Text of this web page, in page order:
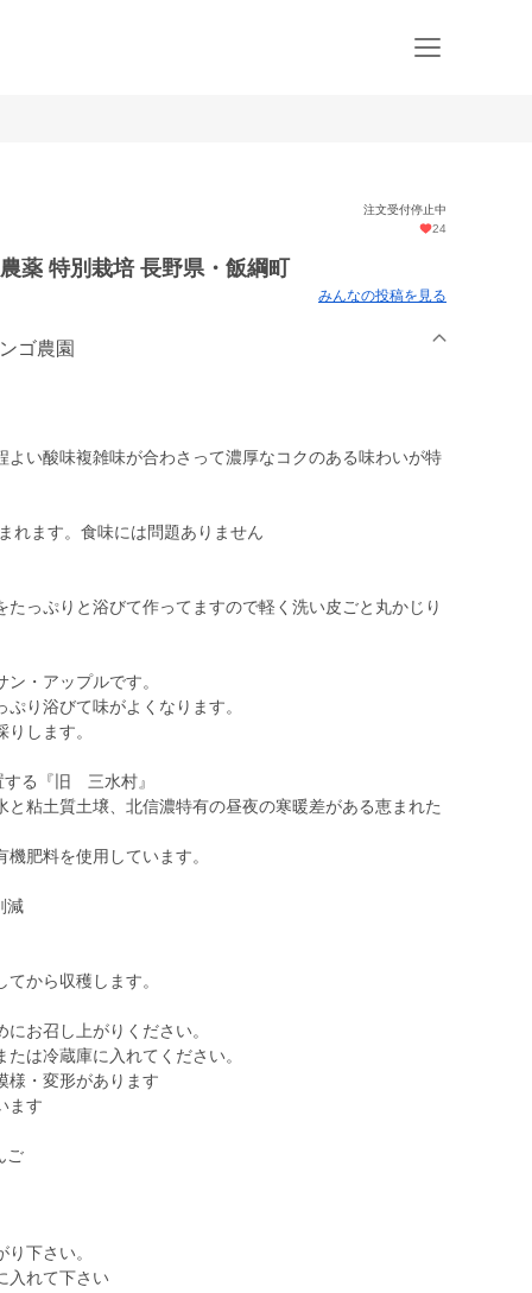
注文受付停止中
24
薬 特別栽培 長野県・飯綱町
みんなの投稿を見る
ゴ農園
い酸味複雑味が合わさって濃厚なコクのある味わいが特
れます。食味には問題ありません
っぷりと浴びて作ってますので軽く洗い皮ごと丸かじり
・アップルです。
り浴びて味がよくなります。
します。
する『旧 三水村』
粘土質土壌、北信濃特有の昼夜の寒暖差がある恵まれた
肥料を使用しています。
減
から収穫します。
お召し上がりください。
は冷蔵庫に入れてください。
・変形があります
ます
ご
下さい。
入れて下さい